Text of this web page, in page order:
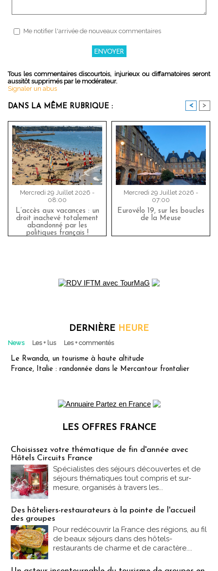
Me notifier l'arrivée de nouveaux commentaires
Tous les commentaires discourtois, injurieux ou diffamatoires seront
aussitôt supprimés par le modérateur.
Signaler un abus
DANS LA MÊME RUBRIQUE : < >
Mercredi 29 Juillet 2026 -
08:00
L’accès aux vacances : un
droit inachevé totalement
abandonné par les
politiques français !
Mercredi 29 Juillet 2026 -
07:00
Eurovélo 19, sur les boucles
de la Meuse
DERNIÈRE HEURE
News Les + lus Les + commentés
Le Rwanda, un tourisme à haute altitude
France, Italie : randonnée dans le Mercantour frontalier
LES OFFRES FRANCE
Choisissez votre thématique de fin d'année avec
Hôtels Circuits France
Spécialistes des séjours découvertes et de
séjours thématiques tout compris et sur-
mesure, organisés à travers les...
Des hôteliers-restaurateurs à la pointe de l'accueil
des groupes
Pour redécouvrir la France des régions, au fil
de beaux séjours dans des hôtels-
restaurants de charme et de caractère....